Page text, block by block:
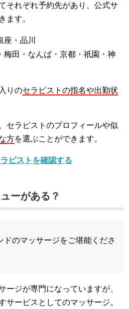
それぞれ予約先があり、公式サ
ます。
・品川
梅田・なんば・京都・祇園・神
りのセラピストの指名や出勤状
セラピストのプロフィールや似
方を選ぶことができます。
ピストを確認する
ーがある？
ドのマッサージをご堪能くださ
ージが専門になっていますが、
サービスとしてのマッサージ。